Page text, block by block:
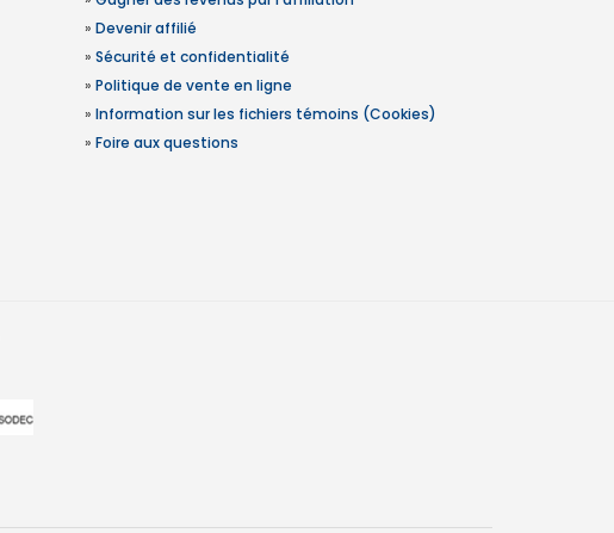
» Devenir affilié
» Sécurité et confidentialité
» Politique de vente en ligne
» Information sur les fichiers témoins (Cookies)
» Foire aux questions